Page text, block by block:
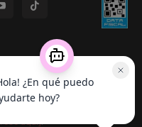
| CUIT 33609220789 - Larrea
1117
al Consumidor: Para
aquí].